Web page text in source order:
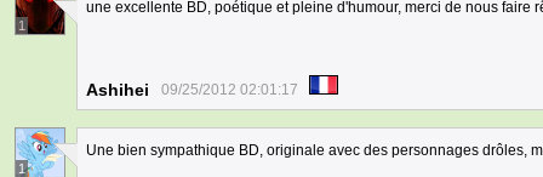
1
une excellente BD, poétique et pleine d'humour, merci de nous faire
Ashihei 09/25/2012 02:01:17
1
Une bien sympathique BD, originale avec des personnages drôles,